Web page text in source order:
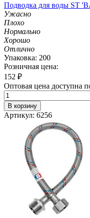
Подводка для воды ST
Ужасно
Плохо
Нормально
Хорошо
Отлично
Упаковка: 200
Розничная цена:
152 ₽
Оптовая цена доступна
В корзину
Артикул: 6256